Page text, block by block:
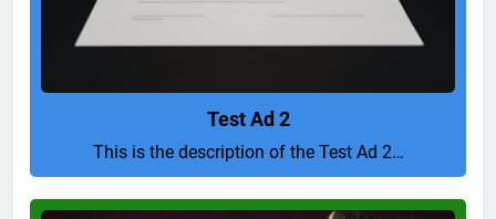
Test Ad 2
This is the description of the Test Ad 2…